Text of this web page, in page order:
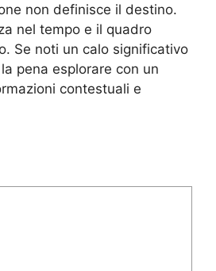
non definisce il destino.
nel tempo e il quadro
Se noti un calo significativo
pena esplorare con un
contestuali e